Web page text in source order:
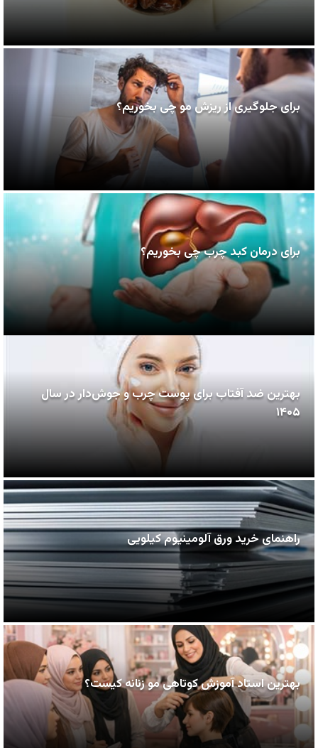
برای جلوگیری از ریزش مو چی بخوریم؟
برای درمان کبد چرب چی بخوریم؟
بهترین ضد آفتاب برای پوست چرب و جوش‌دار در سال
۱۴۰۵
راهنمای خرید ورق آلومینیوم کیلویی
بهترین استاد آموزش کوتاهی مو زنانه کیست؟